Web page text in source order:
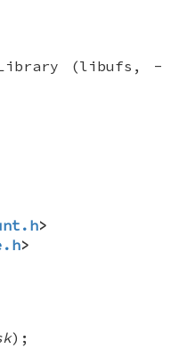
Library (libufs, -
>
>
);